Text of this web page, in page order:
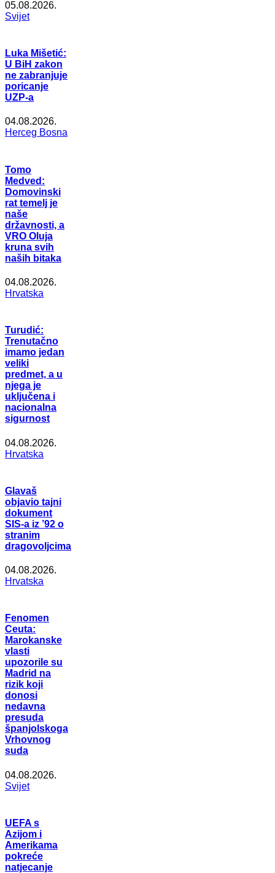
05.08.2026.
Svijet
Luka Mišetić:
U BiH zakon
ne zabranjuje
poricanje
UZP-a
04.08.2026.
Herceg Bosna
Tomo
Medved:
Domovinski
rat temelj je
naše
državnosti, a
VRO Oluja
kruna svih
naših bitaka
04.08.2026.
Hrvatska
Turudić:
Trenutačno
imamo jedan
veliki
predmet, a u
njega je
uključena i
nacionalna
sigurnost
04.08.2026.
Hrvatska
Glavaš
objavio tajni
dokument
SIS-a iz ’92 o
stranim
dragovoljcima
04.08.2026.
Hrvatska
Fenomen
Ceuta:
Marokanske
vlasti
upozorile su
Madrid na
rizik koji
donosi
nedavna
presuda
španjolskoga
Vrhovnog
suda
04.08.2026.
Svijet
UEFA s
Azijom i
Amerikama
pokreće
natjecanje